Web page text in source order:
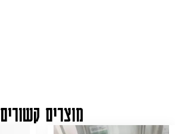
מוצרים קשורים